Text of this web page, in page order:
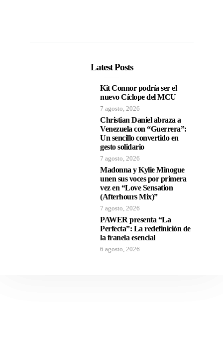
Latest Posts
Kit Connor podría ser el
nuevo Cíclope del MCU
7 agosto, 2026
Christian Daniel abraza a
Venezuela con “Guerrera”:
Un sencillo convertido en
gesto solidario
7 agosto, 2026
Madonna y Kylie Minogue
unen sus voces por primera
vez en “Love Sensation
(Afterhours Mix)”
7 agosto, 2026
PAWER presenta “La
Perfecta”: La redefinición de
la franela esencial
6 agosto, 2026